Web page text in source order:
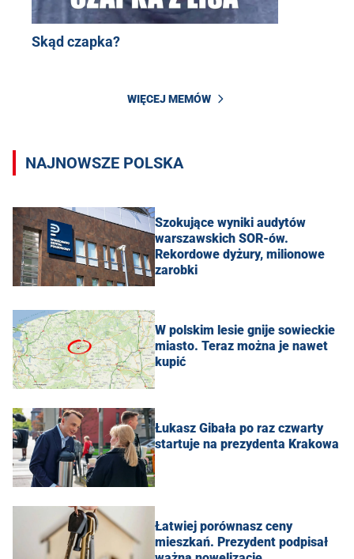
Skąd czapka?
WIĘCEJ MEMÓW
NAJNOWSZE POLSKA
Szokujące wyniki audytów
warszawskich SOR-ów.
Rekordowe dyżury, milionowe
zarobki
W polskim lesie gnije sowieckie
miasto. Teraz można je nawet
kupić
Łukasz Gibała po raz czwarty
startuje na prezydenta Krakowa
Łatwiej porównasz ceny
mieszkań. Prezydent podpisał